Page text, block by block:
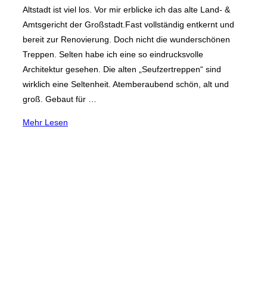
Altstadt ist viel los. Vor mir erblicke ich das alte Land- &
Amtsgericht der Großstadt.Fast vollständig entkernt und
bereit zur Renovierung. Doch nicht die wunderschönen
Treppen. Selten habe ich eine so eindrucksvolle
Architektur gesehen. Die alten „Seufzertreppen“ sind
wirklich eine Seltenheit. Atemberaubend schön, alt und
groß. Gebaut für …
Mehr über
Lesen